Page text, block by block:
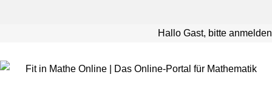
Hallo Gast, bitte anmelden